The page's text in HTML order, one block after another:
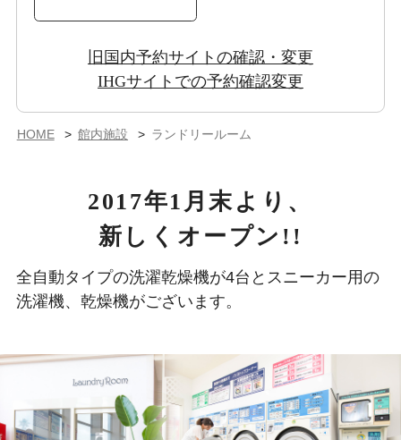
旧国内予約サイトの確認・変更
IHGサイトでの予約確認変更
HOME 館内施設 ランドリールーム
2017年1月末より、
新しくオープン!!
全自動タイプの洗濯乾燥機が4台とスニーカー用の
洗濯機、乾燥機がございます。